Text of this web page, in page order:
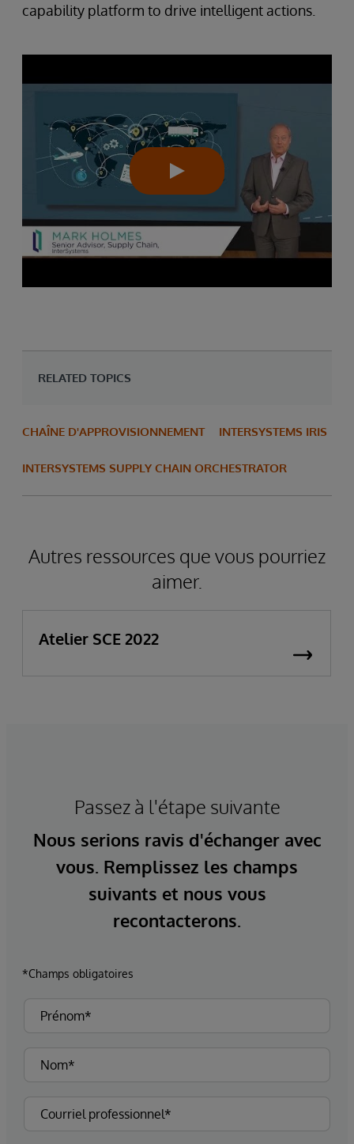
capability platform to drive intelligent actions.
RELATED TOPICS
CHAÎNE D'APPROVISIONNEMENT INTERSYSTEMS IRIS
INTERSYSTEMS SUPPLY CHAIN ORCHESTRATOR
Autres ressources que vous pourriez
aimer.
Atelier SCE 2022
Passez à l'étape suivante
Nous serions ravis d'échanger avec
vous. Remplissez les champs
suivants et nous vous
recontacterons.
*Champs obligatoires